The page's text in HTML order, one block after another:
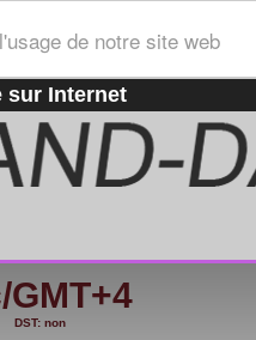
de notre site web
sur Internet
GMT+4
DST: non